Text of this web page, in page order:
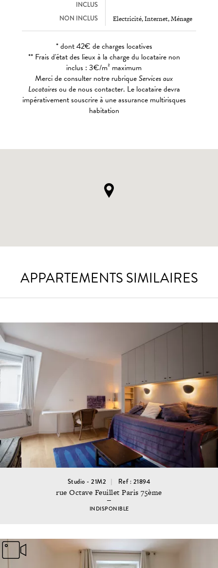
INCLUS
NON INCLUS
Electricité, Internet, Ménage
* dont 42€ de charges locatives
** Frais d'état des lieux à la charge du locataire non
inclus : 3€/m² maximum
Merci de consulter notre rubriqueServices aux
Locatairesou de nous contacter. Le locataire devra
impérativement souscrire à une assurance multirisques
habitation
APPARTEMENTS SIMILAIRES
Studio - 21M2 Ref : 21894
rue Octave Feuillet Paris 75ème
INDISPONIBLE